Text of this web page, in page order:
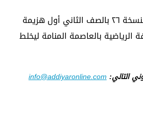
الحق المنتخب البحريني بنظيره المصري حامل اللقب والذي يشارك في النسخة ٢٦ بالصف الثاني أول هزيمة
الرياضية بالعاصمة المنامة ليخلط
التالي:info@addiyaronline.com